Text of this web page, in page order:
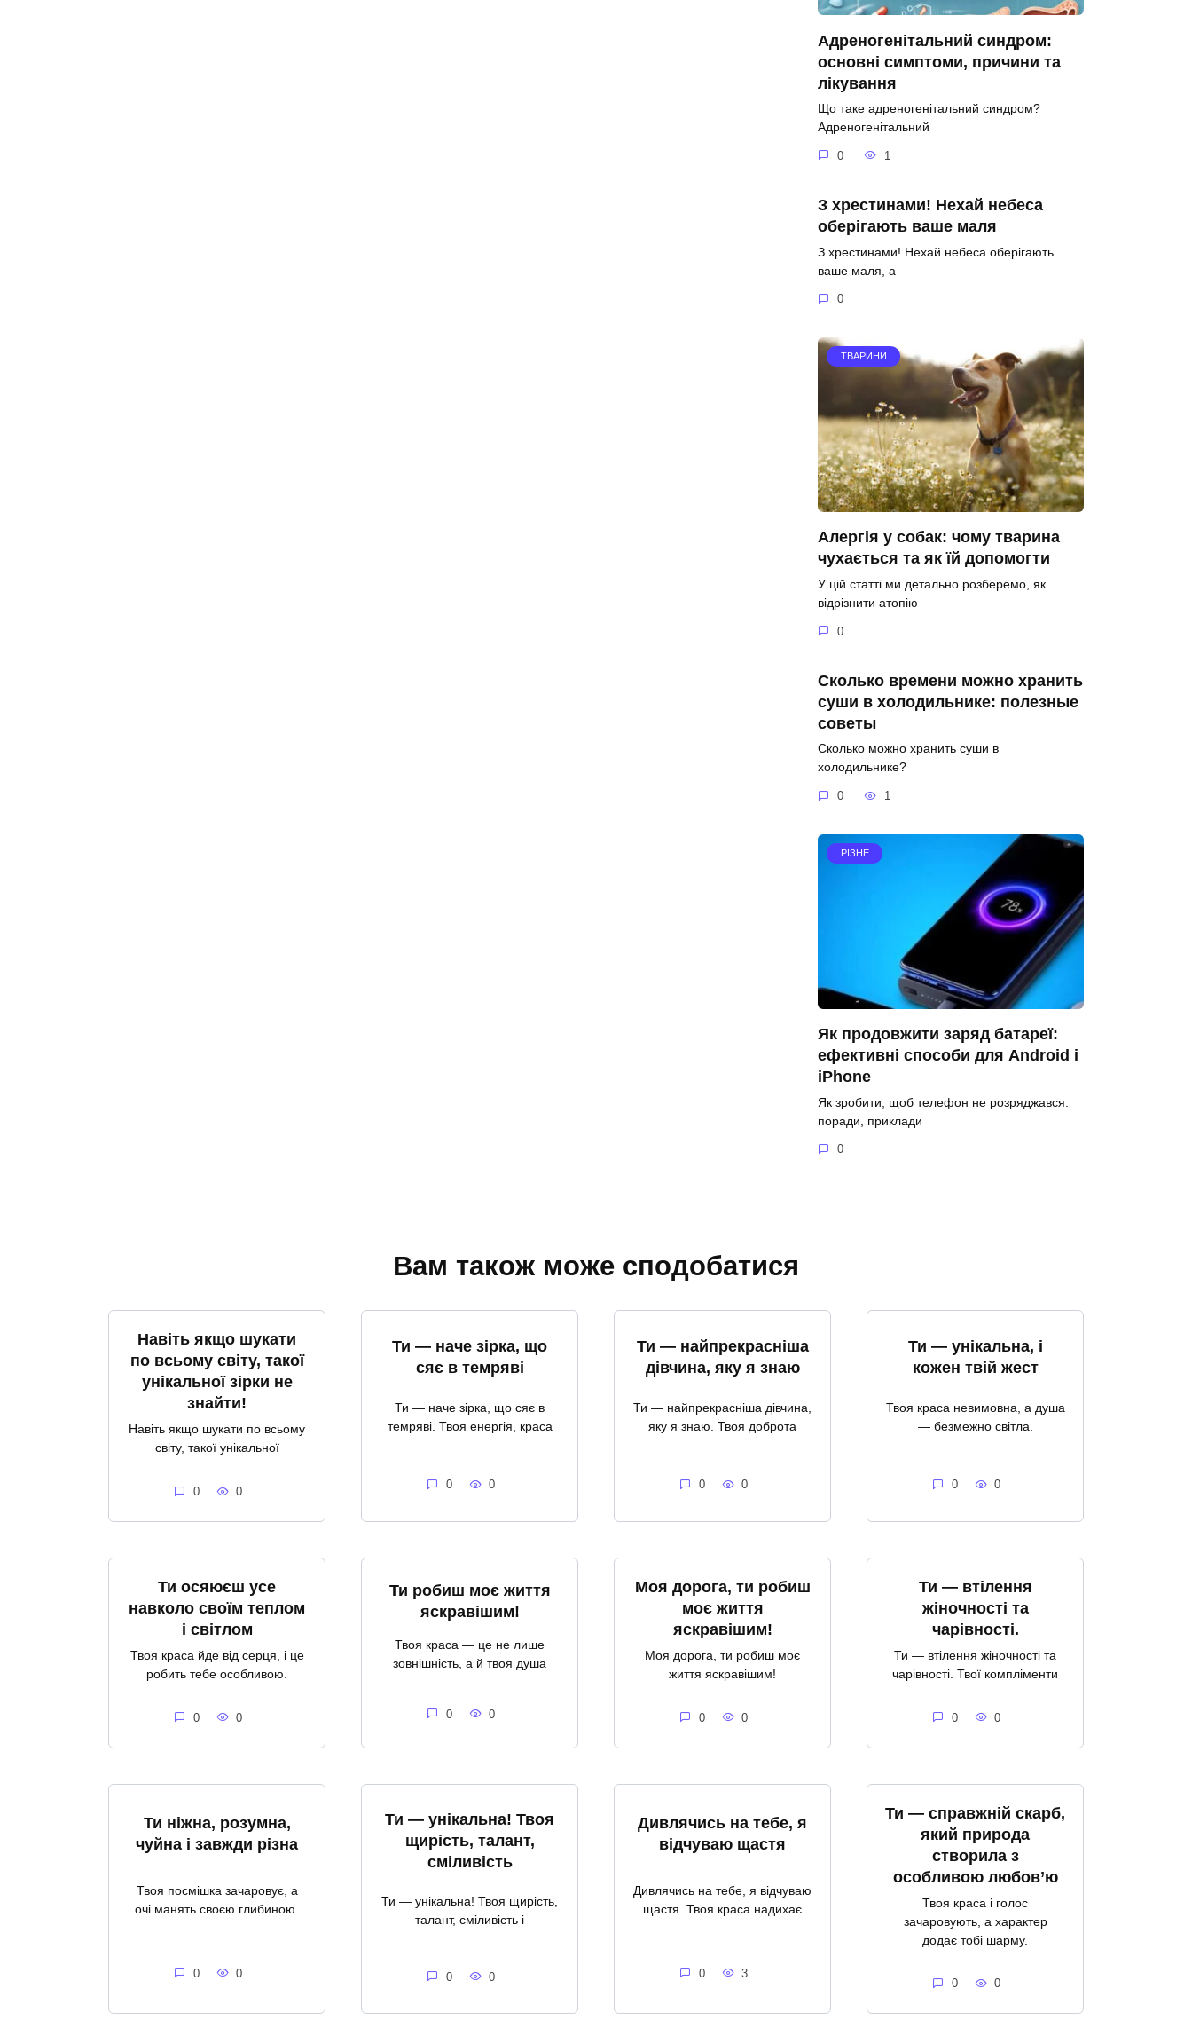
Адреногенітальний синдром:
основні симптоми, причини та
лікування
Що таке адреногенітальний синдром?
Адреногенітальний
0 1
З хрестинами! Нехай небеса
оберігають ваше маля
З хрестинами! Нехай небеса оберігають
ваше маля, а
0
ТВАРИНИ
Алергія у собак: чому тварина
чухається та як їй допомогти
У цій статті ми детально розберемо, як
відрізнити атопію
0
Сколько времени можно хранить
суши в холодильнике: полезные
советы
Сколько можно хранить суши в
холодильнике?
0 1
РІЗНЕ
Як продовжити заряд батареї:
ефективні способи для Android і
iPhone
Як зробити, щоб телефон не розряджався:
поради, приклади
0
Вам також може сподобатися
Навіть якщо шукати
по всьому світу, такої
унікальної зірки не
знайти!
Навіть якщо шукати по всьому
світу, такої унікальної
0 0
Ти — наче зірка, що
сяє в темряві
Ти — наче зірка, що сяє в
темряві. Твоя енергія, краса
0 0
Ти — найпрекрасніша
дівчина, яку я знаю
Ти — найпрекрасніша дівчина,
яку я знаю. Твоя доброта
0 0
Ти — унікальна, і
кожен твій жест
Твоя краса невимовна, а душа
— безмежно світла.
0 0
Ти осяюєш усе
навколо своїм теплом
і світлом
Твоя краса йде від серця, і це
робить тебе особливою.
0 0
Ти робиш моє життя
яскравішим!
Твоя краса — це не лише
зовнішність, а й твоя душа
0 0
Моя дорога, ти робиш
моє життя
яскравішим!
Моя дорога, ти робиш моє
життя яскравішим!
0 0
Ти — втілення
жіночності та
чарівності.
Ти — втілення жіночності та
чарівності. Твої компліменти
0 0
Ти ніжна, розумна,
чуйна і завжди різна
Твоя посмішка зачаровує, а
очі манять своєю глибиною.
0 0
Ти — унікальна! Твоя
щирість, талант,
сміливість
Ти — унікальна! Твоя щирість,
талант, сміливість і
0 0
Дивлячись на тебе, я
відчуваю щастя
Дивлячись на тебе, я відчуваю
щастя. Твоя краса надихає
0 3
Ти — справжній скарб,
який природа
створила з
особливою любов’ю
Твоя краса і голос
зачаровують, а характер
додає тобі шарму.
0 0